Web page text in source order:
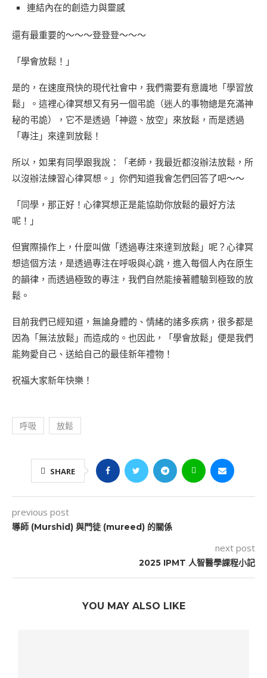
連結內在的創造力與靈感
還有最重要的～～～登登登～～～
「學會放鬆！」
是的，在速度飛快的現代社會中，我們需要有意識地「學習放
鬆」。這裡心律冥想又有另一個弔詭（迷人的事物總是充滿神
秘的弔詭），它不是透過「神遊、放空」來放鬆，而是透過
「專注」來達到放鬆！
所以，如果有同學跟我說：「老師，我最近都沒辦法放鬆，所
以沒辦法練習心律冥想。」你們知道我會怎們回答了吧～～
「同學，那正好！心律冥想正是能協助你放鬆的最好方法
呢！」
但實際操作上，什麼叫做「透過專注來達到放鬆」呢？心律冥
想這個方法，是透過專注在呼吸與心跳，進入每個人內在原生
的韻律，而透過極致的專注，我們自然能接著體驗到極致的放
鬆。
目前我們已經知道，無論身體的、情緒的諸多疾病，很多都是
因為「無法放鬆」而造成的。也因此，「學會放鬆」便是我們
能夠愛自己、送給自己的最佳新年禮物！
祝福大家新年快樂！
呼吸 放鬆
SHARE
previous post
導師 (Murshid) 與門徒 (mureed) 的關係
next post
2025 IPMT 人智醫學課程小記
YOU MAY ALSO LIKE